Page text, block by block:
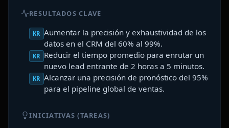
RESULTADOS CLAVE
KR Aumentar la precisión y exhaustividad de los
datos en el CRM del 60% al 99%.
KR Reducir el tiempo promedio para enrutar un
nuevo lead entrante de 2 horas a 5 minutos.
KR Alcanzar una precisión de pronóstico del 95%
para el pipeline global de ventas.
INICIATIVAS (TAREAS)